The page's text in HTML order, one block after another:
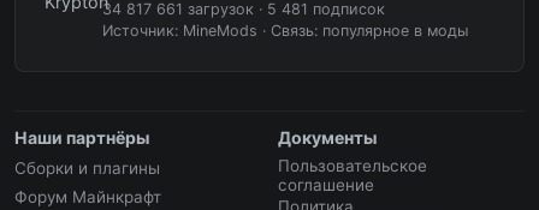
34 817 661 загрузок · 5 481 подписок
Источник: MineMods · Связь: популярное в моды
Наши партнёры
Сборки и плагины
Форум Майнкрафт
Документы
Пользовательское
соглашение
Политика